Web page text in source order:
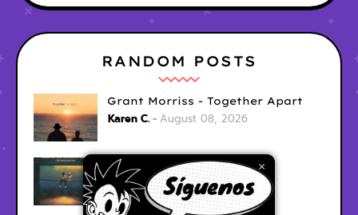
×
RANDOM POSTS
Grant Morriss - Together Apart
Karen C. August 08, 2026
RISE - Hard To Leave You
Karen C. August 08, 2026